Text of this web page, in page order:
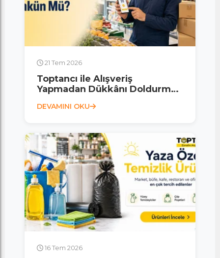
21 Tem 2026
Toptancı ile Alışveriş
Yapmadan Dükkânı Doldurmak
DEVAMINI OKU
16 Tem 2026